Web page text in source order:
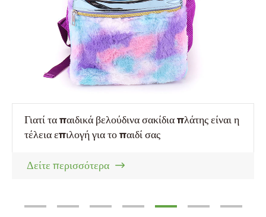
Γιατί τα παιδικά βελούδινα σακίδια πλάτης είναι η
τέλεια επιλογή για το παιδί σας
Δείτε περισσότερα
